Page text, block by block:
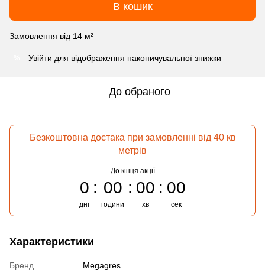
В кошик
Замовлення від 14 м²
Увійти для відображення накопичувальної знижки
До обраного
Безкоштовна достака при замовленні від 40 кв
метрів
До кінця акції
0
дні
00
години
00
хв
00
сек
Характеристики
Бренд
Megagres